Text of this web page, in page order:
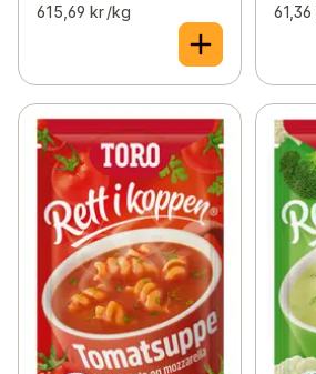
615,69 kr /kg 61,36